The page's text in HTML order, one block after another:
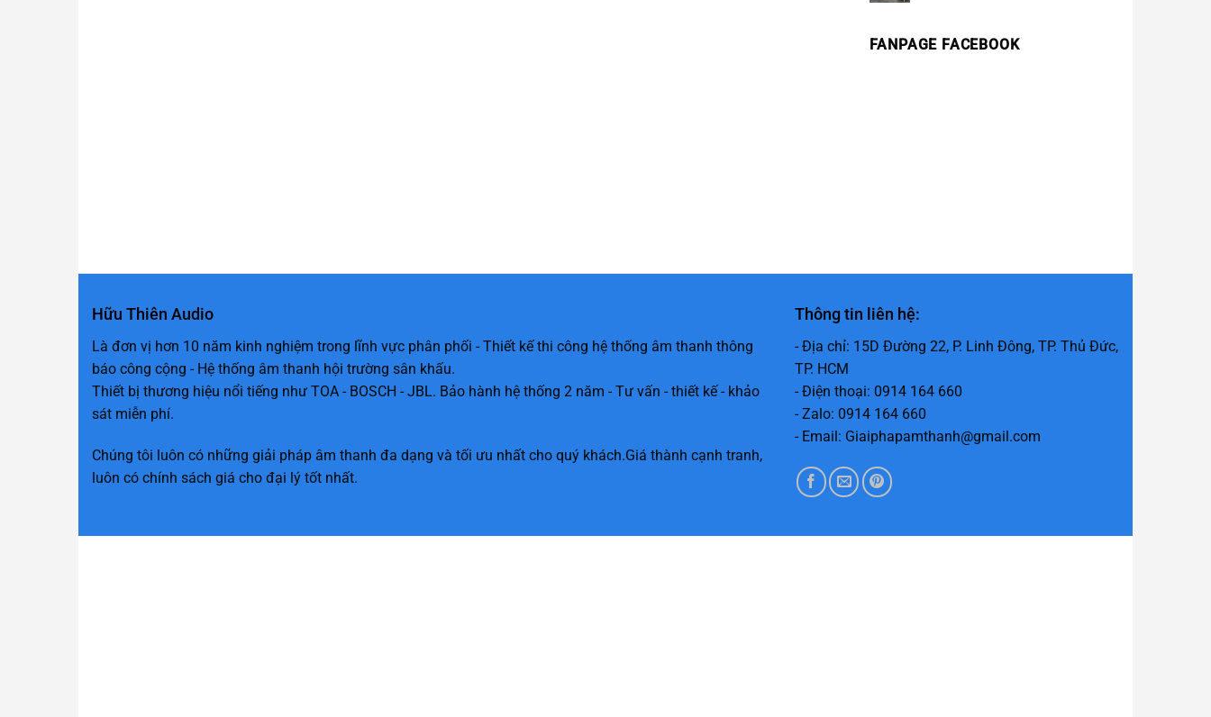
FANPAGE FACEBOOK
Hữu Thiên Audio
Là đơn vị hơn 10 năm kinh nghiệm trong lĩnh vực phân phối - Thiết kế thi công hệ thống âm thanh thông
báo công cộng - Hệ thống âm thanh hội trường sân khấu.
Thiết bị thương hiệu nổi tiếng như TOA - BOSCH - JBL. Bảo hành hệ thống 2 năm - Tư vấn - thiết kế - khảo
sát miễn phí.
Chúng tôi luôn có những giải pháp âm thanh đa dạng và tối ưu nhất cho quý khách.Giá thành cạnh tranh,
luôn có chính sách giá cho đại lý tốt nhất.
Thông tin liên hệ:
- Địa chỉ: 15D Đường 22, P. Linh Đông, TP. Thủ Đức,
TP. HCM
- Điện thoại: 0914 164 660
- Zalo: 0914 164 660
- Email: Giaiphapamthanh@gmail.com